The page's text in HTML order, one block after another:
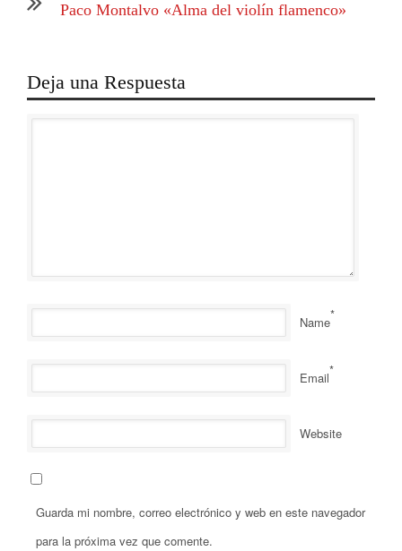
Paco Montalvo «Alma del violín flamenco»
Deja una Respuesta
Name*
Email*
Website
Guarda mi nombre, correo electrónico y web en este navegador
para la próxima vez que comente.